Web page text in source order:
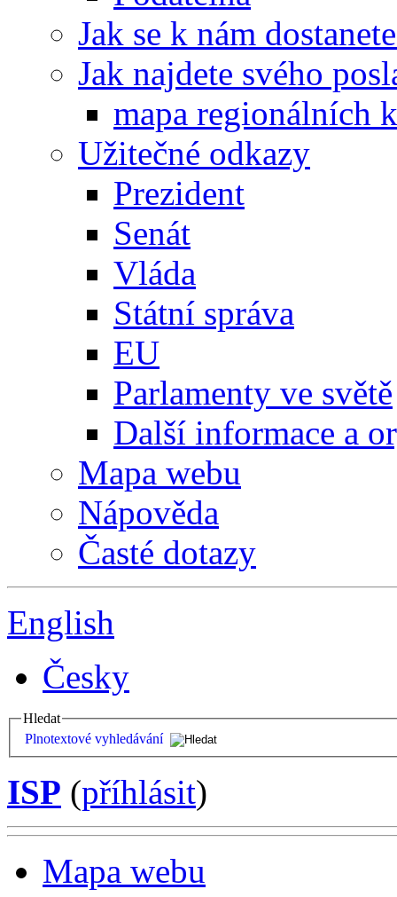
Jak se k nám
Jak najdete svého
mapa regionálních
Užitečné odkazy
Prezident
Senát
Vláda
Státní správa
EU
Parlamenty ve světě
Další informace a
Mapa webu
Nápověda
Časté dotazy
English
Česky
Hledat
Plnotextové vyhledávání
ISP (příhlásit)
Mapa webu